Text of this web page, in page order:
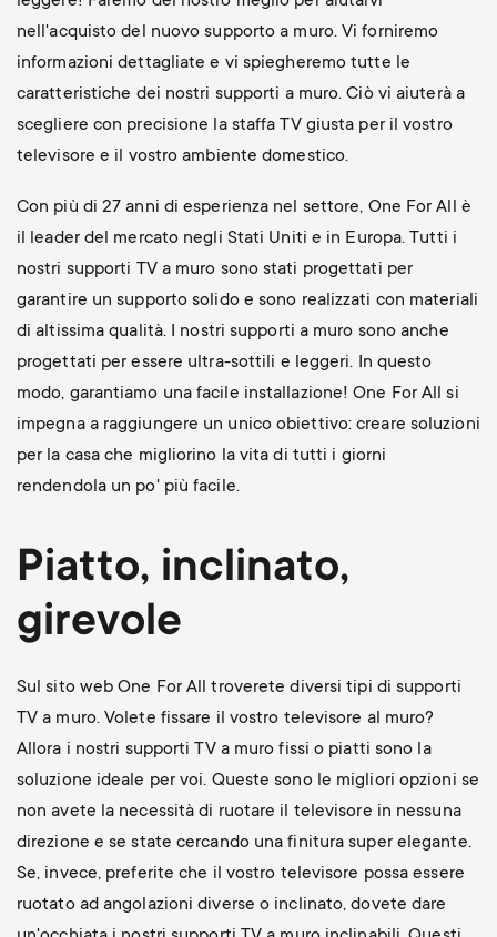
nell'acquisto del nuovo supporto a muro. Vi forniremo
informazioni dettagliate e vi spiegheremo tutte le
caratteristiche dei nostri supporti a muro. Ciò vi aiuterà a
scegliere con precisione la staffa TV giusta per il vostro
televisore e il vostro ambiente domestico.
Con più di 27 anni di esperienza nel settore, One For All è
il leader del mercato negli Stati Uniti e in Europa. Tutti i
nostri supporti TV a muro sono stati progettati per
garantire un supporto solido e sono realizzati con materiali
di altissima qualità. I nostri supporti a muro sono anche
progettati per essere ultra-sottili e leggeri. In questo
modo, garantiamo una facile installazione! One For All si
impegna a raggiungere un unico obiettivo: creare soluzioni
per la casa che migliorino la vita di tutti i giorni
rendendola un po' più facile.
Piatto, inclinato,
girevole
Sul sito web One For All troverete diversi tipi di supporti
TV a muro. Volete fissare il vostro televisore al muro?
Allora i nostri supporti TV a muro fissi o piatti sono la
soluzione ideale per voi. Queste sono le migliori opzioni se
non avete la necessità di ruotare il televisore in nessuna
direzione e se state cercando una finitura super elegante.
Se, invece, preferite che il vostro televisore possa essere
ruotato ad angolazioni diverse o inclinato, dovete dare